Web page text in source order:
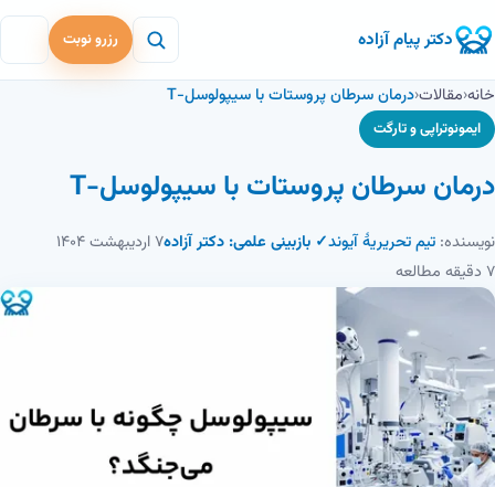
دکتر پیام آزاده رزرو نوبت
خانه‹مقالات‹درمان سرطان پروستات با سیپولوسل-T
ایمونوتراپی و تارگت
درمان سرطان پروستات با سیپولوسل-T
نویسنده: تیم تحریریهٔ آیوند✓ بازبینی علمی: دکتر آزاده۷ اردیبهشت ۱۴۰۴